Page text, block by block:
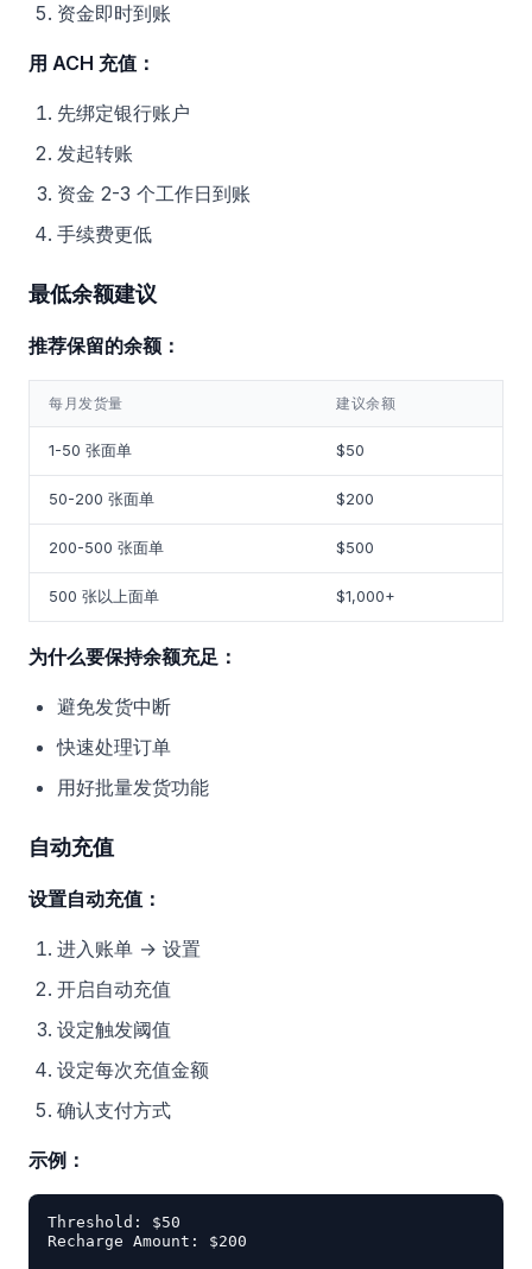
资金即时到账
用 ACH 充值：
先绑定银行账户
发起转账
资金 2-3 个工作日到账
手续费更低
最低余额建议
推荐保留的余额：
每月发货量 建议余额
1-50 张面单 $50
50-200 张面单 $200
200-500 张面单 $500
500 张以上面单 $1,000+
为什么要保持余额充足：
避免发货中断
快速处理订单
用好批量发货功能
自动充值
设置自动充值：
进入账单 → 设置
开启自动充值
设定触发阈值
设定每次充值金额
确认支付方式
示例：
Threshold: $50
Recharge Amount: $200